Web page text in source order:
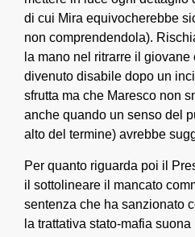
di cui Mira equivocherebbe
non comprendendola).
la mano nel ritrarre il
divenuto disabile dopo un
sfrutta ma che Maresco non
anche quando un senso del
alto del termine) avrebbe
Per quanto riguarda poi il
il sottolineare il mancato
sentenza che ha sanzionato
la trattativa stato-mafia